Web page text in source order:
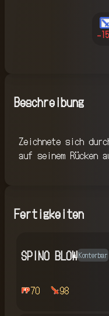
-15
Beschreibung
Zeichnete sich
auf seinem Rücken
Fertigkeiten
SPINO BLOWKonterbar
70 98